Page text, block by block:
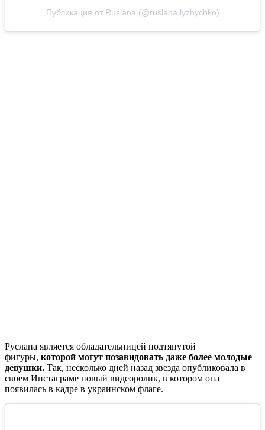
Публикация от Ruslana (@ruslana.lyzhychko)
Руслана является обладательницей подтянутой
фигуры, которой могут позавидовать даже более молодые
девушки. Так, несколько дней назад звезда опубликовала в
своем Инстаграме новый видеоролик, в котором она
появилась в кадре в украинском флаге.